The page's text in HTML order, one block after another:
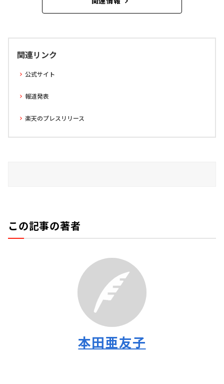
関連リンク
公式サイト
報道発表
楽天のプレスリリース
この記事の著者
本田亜友子